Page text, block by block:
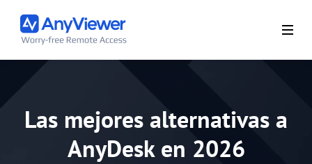
Las mejores alternativas a
AnyDesk en 2026